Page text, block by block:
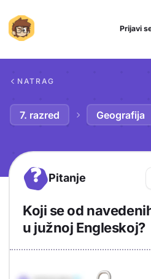
Prijavi
NATRAG
7. razred Geografija
? Pitanje
Koji se od
u južnoj Engleskoj?
Odgovor
Objašnjenje